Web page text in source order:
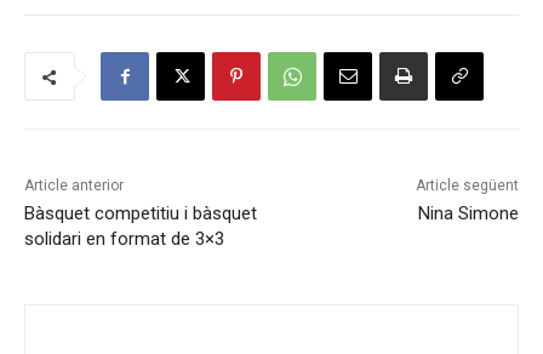
Article anterior
Bàsquet competitiu i bàsquet
solidari en format de 3×3
Article següent
Nina Simone